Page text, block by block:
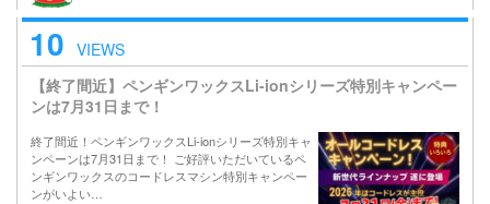
10 VIEWS
【終了間近】ペンギンワックスLi-ionシリーズ特別キャンペー
ンは7月31日まで！
終了間近！ペンギンワックスLi-ionシリーズ特別キャ
ンペーンは7月31日まで！ ご好評いただいているペ
ンギンワックスのコードレスマシン特別キャンペー
ンがいよい…